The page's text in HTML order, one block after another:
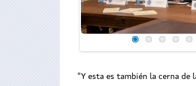
"Y esta es también la cerna de